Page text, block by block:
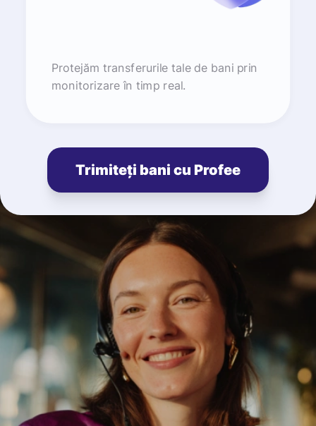
Protejăm transferurile tale de bani prin
monitorizare în timp real.
Trimiteți bani cu Profee